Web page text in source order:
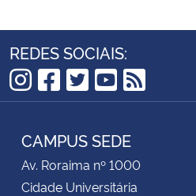
REDES SOCIAIS:
Instagram
Facebook
Twitter
YouTube
RSS
CAMPUS SEDE
Av. Roraima nº 1000
Cidade Universitária